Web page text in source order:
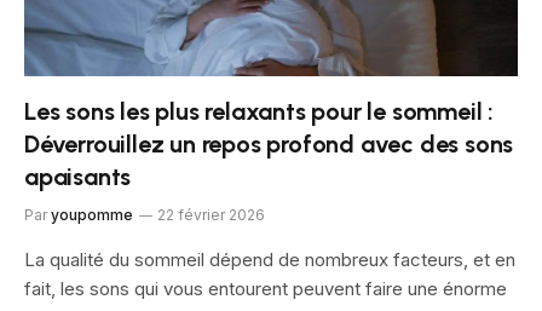
Les sons les plus relaxants pour le sommeil :
Déverrouillez un repos profond avec des sons
apaisants
Par youpomme 22 février 2026
La qualité du sommeil dépend de nombreux facteurs, et en
fait, les sons qui vous entourent peuvent faire une énorme